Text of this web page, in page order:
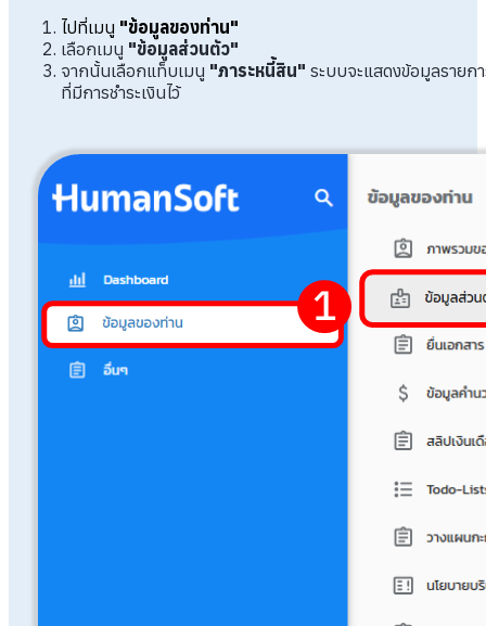
ไปที่เมนู "ข้อมูลของท่าน"
เลือกเมนู "ข้อมูลส่วนตัว"
จากนั้นเลือกแท็บเมนู "ภาระหนี้สิน" ระบบจะแสดงข้อมูลรายก
ที่มีการชำระเงินไว้